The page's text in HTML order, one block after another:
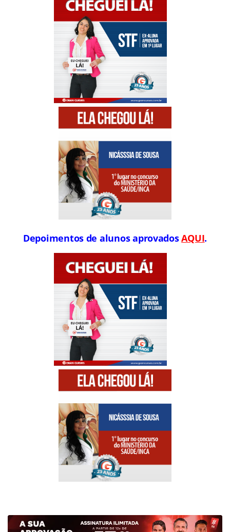
Depoimentos de alunos aprovadosAQUI.